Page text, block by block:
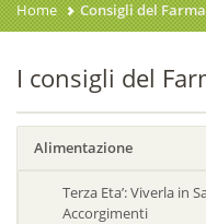
Home Consigli del
I consigli del
Alimentazione
Terza Eta’: Viverla in
Accorgimenti